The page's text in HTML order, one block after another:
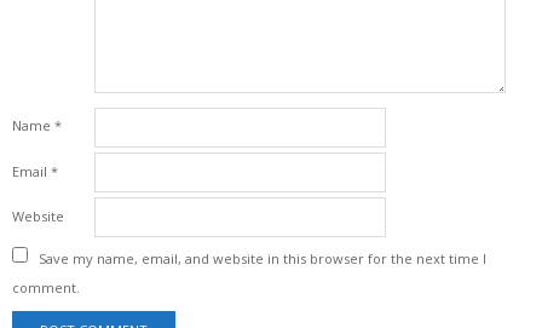
Name *
Email *
Website
Save my name, email, and website in this browser for the next time I
comment.